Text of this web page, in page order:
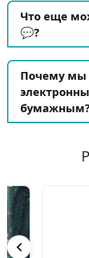
Что еще
💬?
Почему мы